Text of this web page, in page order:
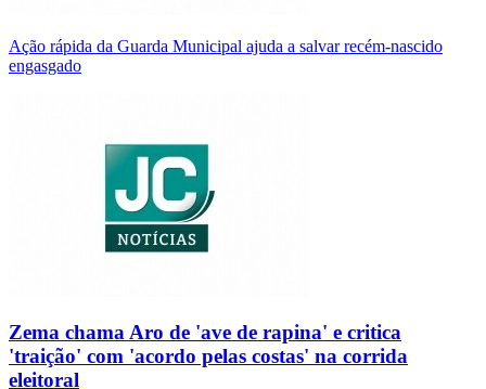
Ação rápida da Guarda Municipal ajuda a salvar recém-nascido
engasgado
Zema chama Aro de 'ave de rapina' e critica
'traição' com 'acordo pelas costas' na corrida
eleitoral